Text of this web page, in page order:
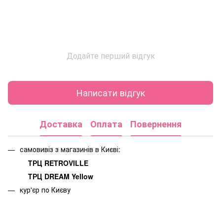
Додайте перший відгук
Написати відгук
Доставка Оплата Повернення
самовивіз з магазинів в Києві:
ТРЦ RETROVILLE
ТРЦ DREAM Yellow
кур'єр по Києву